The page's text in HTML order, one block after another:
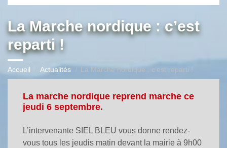
La Marche nordique : c’est
reparti !
Accueil Actualités La Marche nordique : c’est reparti !
La marche nordique reprend marche ce
jeudi 6 septembre.
L’intervenante SIEL BLEU vous donne rendez-
vous tous les jeudis matin devant la mairie à 9h00